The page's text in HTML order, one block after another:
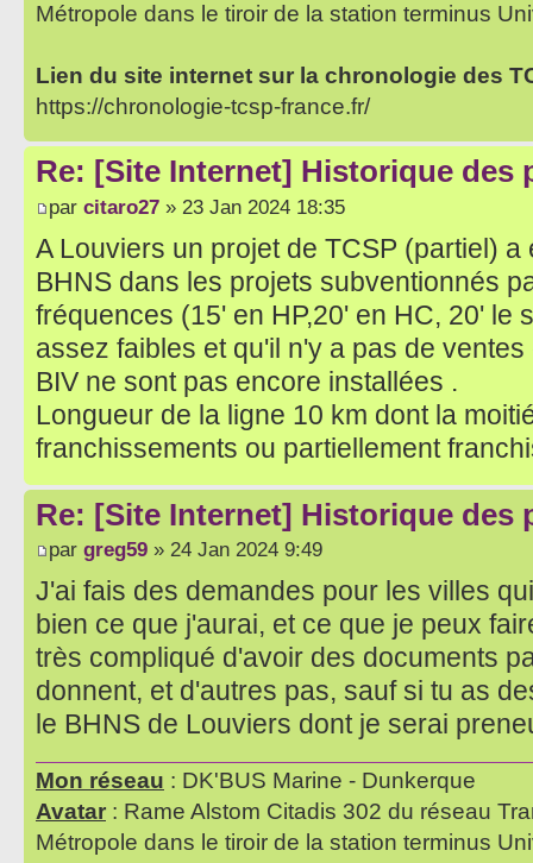
Métropole dans le tiroir de la station terminus
Lien du site internet sur la chronologie des
https://chronologie-tcsp-france.fr/
Re: [Site Internet] Historique des
par citaro27 » 23 Jan 2024 18:35
A Louviers un projet de TCSP (partiel)
BHNS dans les projets subventionnés
fréquences (15' en HP,20' en HC, 20' le
assez faibles et qu'il n'y a pas de
BIV ne sont pas encore installées .
Longueur de la ligne 10 km dont la
franchissements ou partiellement
Re: [Site Internet] Historique des
par greg59 » 24 Jan 2024 9:49
J'ai fais des demandes pour les villes
bien ce que j'aurai, et ce que je peux
très compliqué d'avoir des documents
donnent, et d'autres pas, sauf si tu as
le BHNS de Louviers dont je serai
Mon réseau : DK'BUS Marine - Dunkerque
Avatar : Rame Alstom Citadis 302 du réseau
Métropole dans le tiroir de la station terminus